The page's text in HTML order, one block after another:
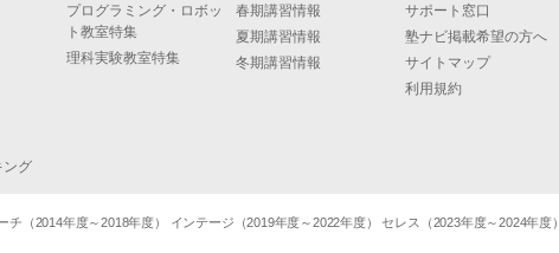
ング
プログラミング・ロボッ
ト教室特集
理科実験教室特集
春期講習情報
夏期講習情報
冬期講習情報
サポート窓口
塾ナビ掲載希望の方へ
サイトマップ
利用規約
（2014年度～2018年度） インテージ（2019年度～2022年度） セレス（2023年度～2024年度）